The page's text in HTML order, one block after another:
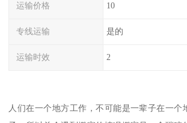
运输价格 10
专线运输 是的
运输时效 2
人们在一个地方工作，不可能是一辈子在一个